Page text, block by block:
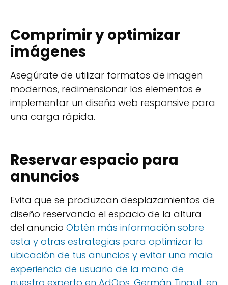
Comprimir y optimizar
imágenes
Asegúrate de utilizar formatos de imagen
modernos, redimensionar los elementos e
implementar un diseño web responsive para
una carga rápida.
Reservar espacio para
anuncios
Evita que se produzcan desplazamientos de
diseño reservando el espacio de la altura
del anuncio Obtén más información sobre
esta y otras estrategias para optimizar la
ubicación de tus anuncios y evitar una mala
experiencia de usuario de la mano de